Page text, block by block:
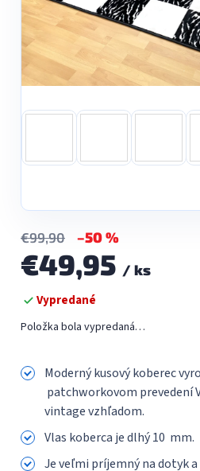
€99,90 –50 %
€49,95 / ks
Jednotková
cena:Vypredané
Položka bola vypredaná…
Moderný kusový koberec
patchworkovom prevedení
vintage vzhľadom.
Vlas koberca je dlhý 10 mm.
Je veľmi príjemný na dotyk